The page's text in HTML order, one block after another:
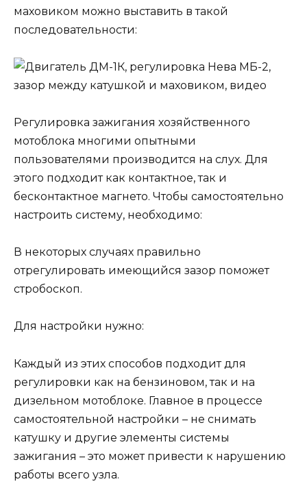
маховиком можно выставить в такой
последовательности:
Регулировка зажигания хозяйственного
мотоблока многими опытными
пользователями производится на слух. Для
этого подходит как контактное, так и
бесконтактное магнето. Чтобы самостоятельно
настроить систему, необходимо:
В некоторых случаях правильно
отрегулировать имеющийся зазор поможет
стробоскоп.
Для настройки нужно:
Каждый из этих способов подходит для
регулировки как на бензиновом, так и на
дизельном мотоблоке. Главное в процессе
самостоятельной настройки – не снимать
катушку и другие элементы системы
зажигания – это может привести к нарушению
работы всего узла.